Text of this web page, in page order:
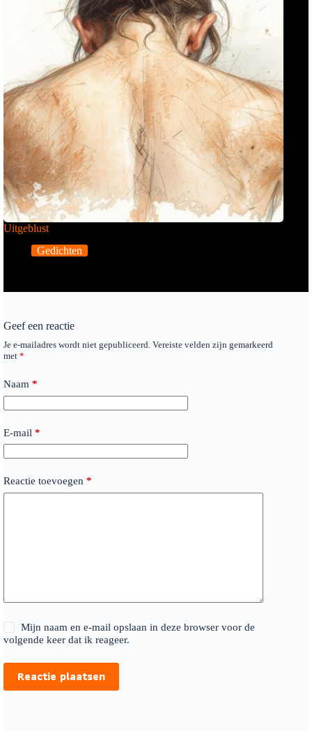
Uitgeblust
Gedichten
Geef een reactie
Je e-mailadres wordt niet gepubliceerd. Vereiste velden zijn gemarkeerd
met *
Naam *
E-mail *
Reactie toevoegen *
Mijn naam en e-mail opslaan in deze browser voor de
volgende keer dat ik reageer.
Reactie plaatsen